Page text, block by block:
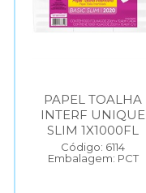
PAPEL TOALHA
INTERF UNIQUE
SLIM 1X1000FL
Código: 6114
Embalagem: PCT